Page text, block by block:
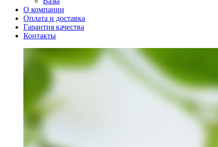
О компании
Оплата и доставка
Гарантия качества
Контакты